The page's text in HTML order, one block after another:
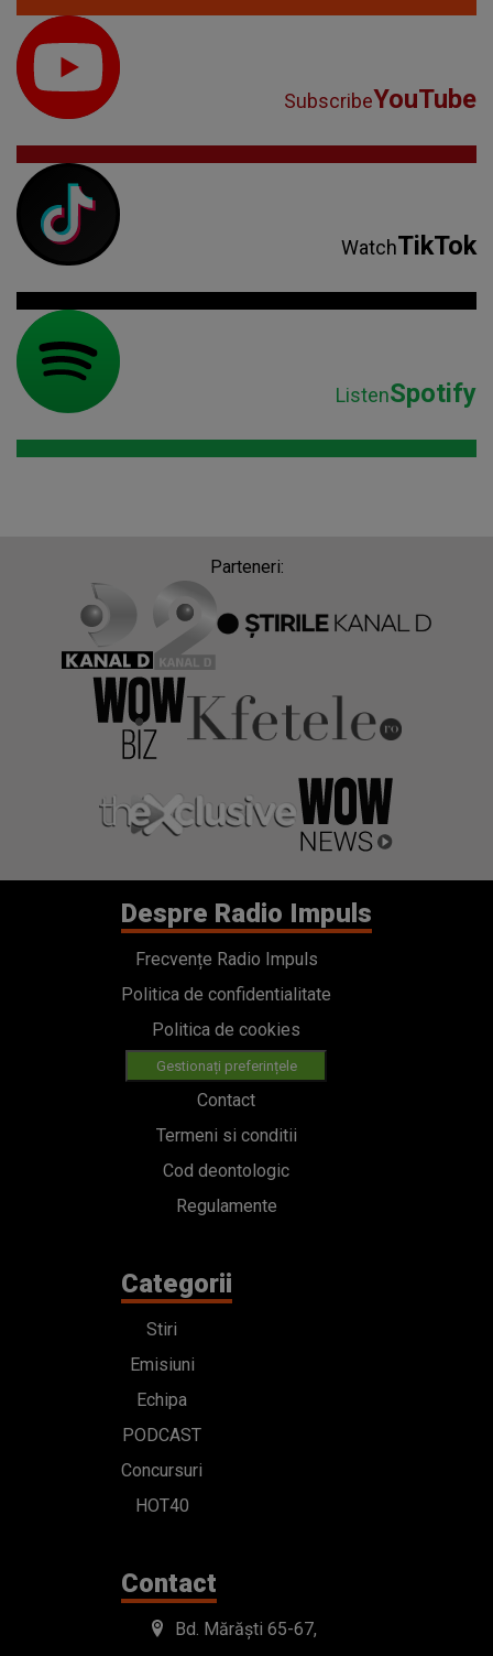
SubscribeYouTube
WatchTikTok
ListenSpotify
Parteneri:
Despre Radio Impuls
Frecvențe Radio Impuls
Politica de confidentialitate
Politica de cookies
Gestionați preferințele
Contact
Termeni si conditii
Cod deontologic
Regulamente
Categorii
Stiri
Emisiuni
Echipa
PODCAST
Concursuri
HOT40
Contact
Bd. Mărăști 65-67,